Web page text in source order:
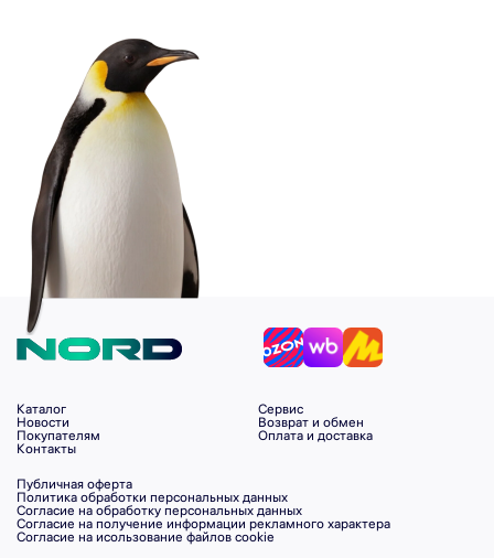
Каталог
Новости
Покупателям
Контакты
Сервис
Возврат и обмен
Оплата и доставка
Публичная оферта
Политика обработки персональных данных
Согласие на обработку персональных данных
Согласие на получение информации рекламного характера
Согласие на исользование файлов cookie